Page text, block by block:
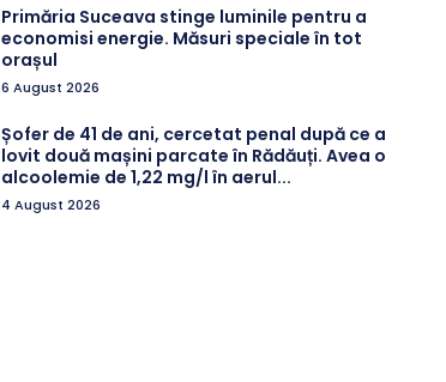
Primăria Suceava stinge luminile pentru a
economisi energie. Măsuri speciale în tot
orașul
6 August 2026
Șofer de 41 de ani, cercetat penal după ce a
lovit două mașini parcate în Rădăuți. Avea o
alcoolemie de 1,22 mg/l în aerul...
4 August 2026